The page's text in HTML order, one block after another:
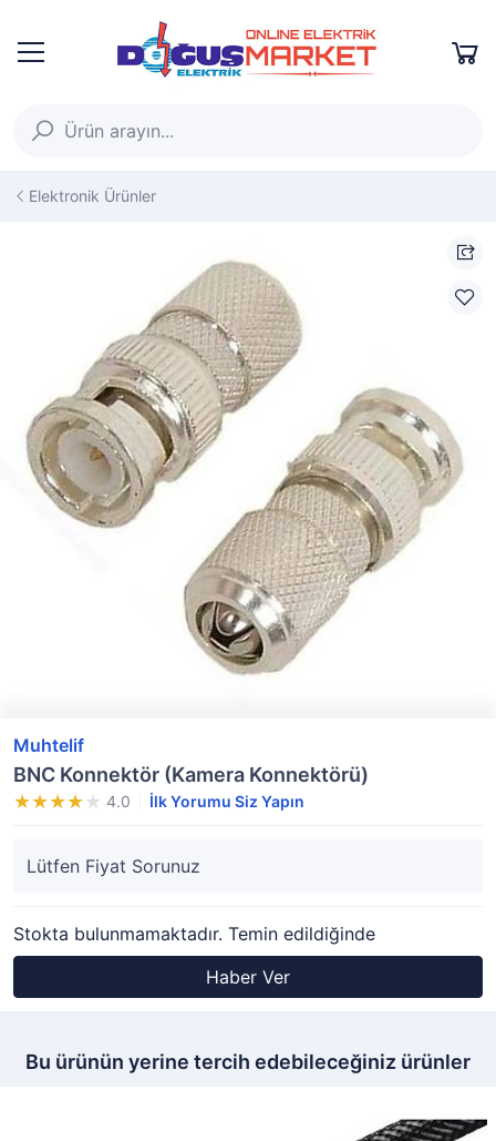
Elektronik Ürünler
Muhtelif
BNC Konnektör (Kamera Konnektörü)
4.0 İlk Yorumu Siz Yapın
Lütfen Fiyat Sorunuz
Stokta bulunmamaktadır. Temin edildiğinde
Haber Ver
Bu ürünün yerine tercih edebileceğiniz ürünler